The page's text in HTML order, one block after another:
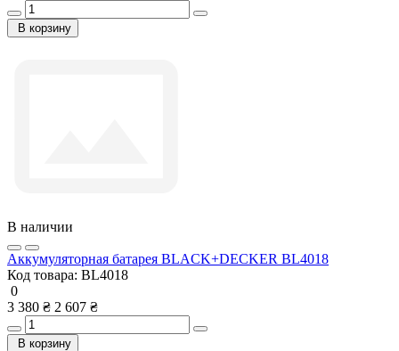
В корзину
В наличии
Аккумуляторная батарея BLACK+DECKER BL4018
Код товара: BL4018
0
3 380 ₴ 2 607 ₴
В корзину